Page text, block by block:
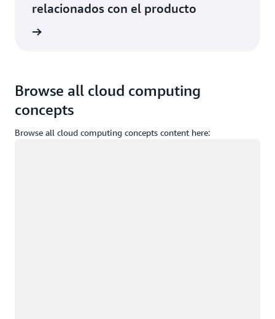
relacionados con el producto
Browse all cloud computing
concepts
Browse all cloud computing concepts content here: